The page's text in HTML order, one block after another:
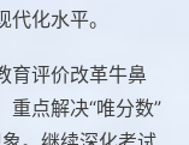
化水平。
育评价改革牛鼻
点解决“唯分数”